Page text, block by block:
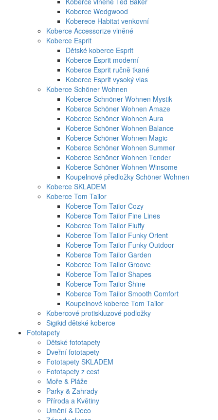
Koberce Wedgwood
Koberece Habitat venkovní
Koberce Accessorize vlněné
Koberce Esprit
Dětské koberce Esprit
Koberce Esprit moderní
Koberce Esprit ručně tkané
Koberce Esprit vysoký vlas
Koberce Schöner Wohnen
Koberce Schnöner Wohnen Mystik
Koberce Schöner Wohnen Amaze
Koberce Schöner Wohnen Aura
Koberce Schöner Wohnen Balance
Koberce Schöner Wohnen Magic
Koberce Schöner Wohnen Summer
Koberce Schöner Wohnen Tender
Koberce Schöner Wohnen Winsome
Koupelnové předložky Schöner Wohnen
Koberce SKLADEM
Koberce Tom Tailor
Koberce Tom Tailor Cozy
Koberce Tom Tailor Fine Lines
Koberce Tom Tailor Fluffy
Koberce Tom Tailor Funky Orient
Koberce Tom Tailor Funky Outdoor
Koberce Tom Tailor Garden
Koberce Tom Tailor Groove
Koberce Tom Tailor Shapes
Koberce Tom Tailor Shine
Koberce Tom Tailor Smooth Comfort
Koupelnové koberce Tom Tailor
Kobercové protiskluzové podložky
Sigikid dětské koberce
Fototapety
Dětské fototapety
Dveřní fototapety
Fototapety SKLADEM
Fototapety z cest
Moře & Pláže
Parky & Zahrady
Příroda a Květiny
Umění & Deco